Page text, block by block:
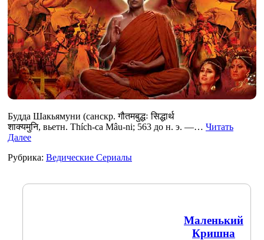
Будда Шакьямуни (санскр. गौतमबुद्धः सिद्धार्थ
शाक्यमुनि, вьетн. Thích-ca Mâu-ni; 563 до н. э. —… Читать
Далее
Рубрика: Ведические Сериалы
Маленький
Кришна